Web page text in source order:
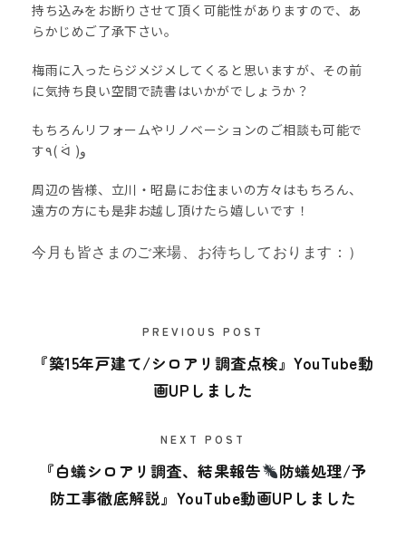
持ち込みをお断りさせて頂く可能性がありますので、あ
らかじめご了承下さい。
梅雨に入ったらジメジメしてくると思いますが、その前
に気持ち良い空間で読書はいかがでしょうか？
もちろんリフォームやリノベーションのご相談も可能で
す٩( ᐛ )و
周辺の皆様、立川・昭島にお住まいの方々はもちろん、
遠方の方にも是非お越し頂けたら嬉しいです！
今月も皆さまのご来場、お待ちしております：）
PREVIOUS POST
『築15年戸建て/シロアリ調査点検』YouTube動
画UPしました
NEXT POST
『白蟻シロアリ調査、結果報告
防蟻処理/予
防工事徹底解説』YouTube動画UPしました